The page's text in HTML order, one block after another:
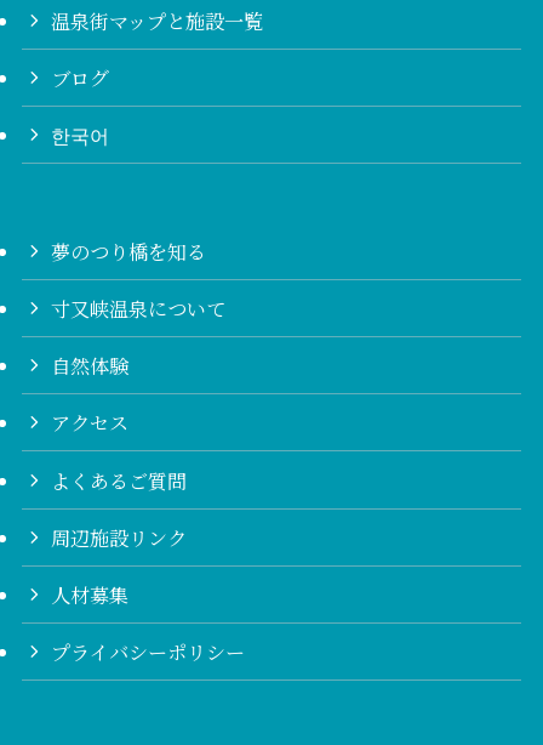
温泉街マップと施設一覧
ブログ
한국어
夢のつり橋を知る
寸又峡温泉について
自然体験
アクセス
よくあるご質問
周辺施設リンク
人材募集
プライバシーポリシー